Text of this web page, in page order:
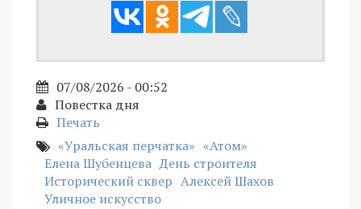
07/08/2026 - 00:52
Повестка дня
Печать
«Уральская перчатка» «Атом»
Елена Шубенцева День строителя
Исторический сквер Алексей Шахов
Уличное искусство